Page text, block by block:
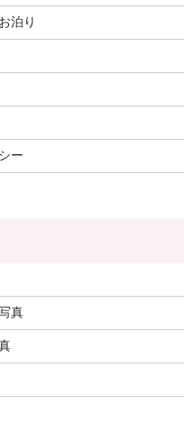
泊り
ー
真